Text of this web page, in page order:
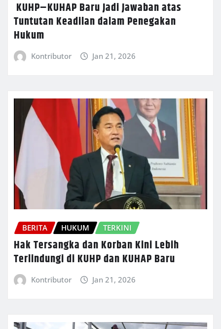
KUHP–KUHAP Baru Jadi Jawaban atas
Tuntutan Keadilan dalam Penegakan
Hukum
Kontributor Jan 21, 2026
BERITA HUKUM TERKINI
Hak Tersangka dan Korban Kini Lebih
Terlindungi di KUHP dan KUHAP Baru
Kontributor Jan 21, 2026